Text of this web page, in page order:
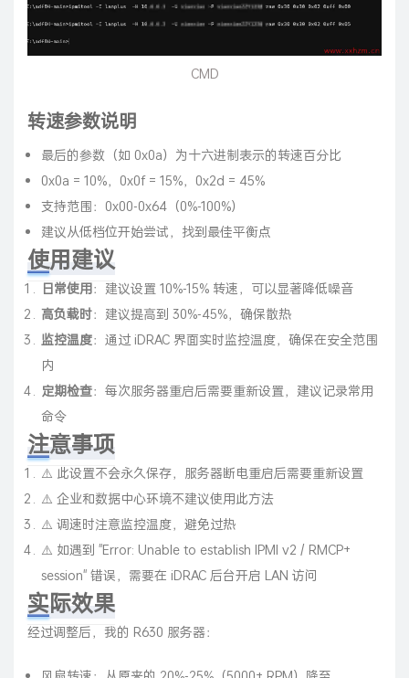
CMD
转速参数说明
最后的参数（如 0x0a）为十六进制表示的转速百分比
0x0a = 10%，0x0f = 15%，0x2d = 45%
支持范围：0x00-0x64（0%-100%）
建议从低档位开始尝试，找到最佳平衡点
使用建议
日常使用：建议设置 10%-15% 转速，可以显著降低噪音
高负载时：建议提高到 30%-45%，确保散热
监控温度：通过 iDRAC 界面实时监控温度，确保在安全范围
内
定期检查：每次服务器重启后需要重新设置，建议记录常用
命令
注意事项
⚠️ 此设置不会永久保存，服务器断电重启后需要重新设置
⚠️ 企业和数据中心环境不建议使用此方法
⚠️ 调速时注意监控温度，避免过热
⚠️ 如遇到 "Error: Unable to establish IPMI v2 / RMCP+
session" 错误，需要在 iDRAC 后台开启 LAN 访问
实际效果
经过调整后，我的 R630 服务器：